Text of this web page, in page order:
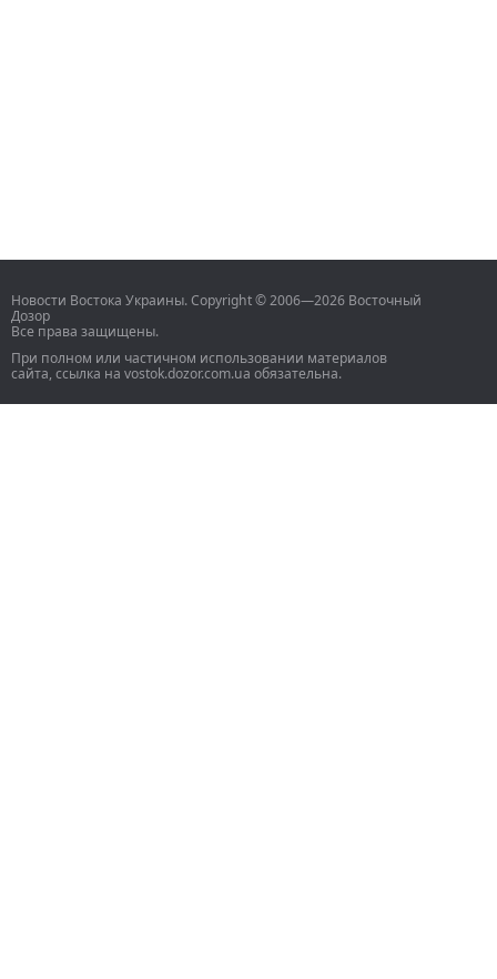
Новости Востока Украины. Copyright © 2006—2026 Восточный
Дозор
Все права защищены.
При полном или частичном использовании материалов
сайта, ссылка на vostok.dozor.com.ua обязательна.